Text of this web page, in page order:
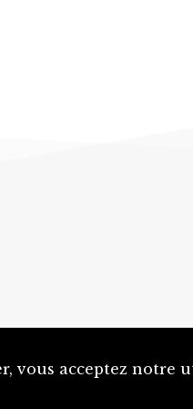
Un projet de la
vous acceptez notre